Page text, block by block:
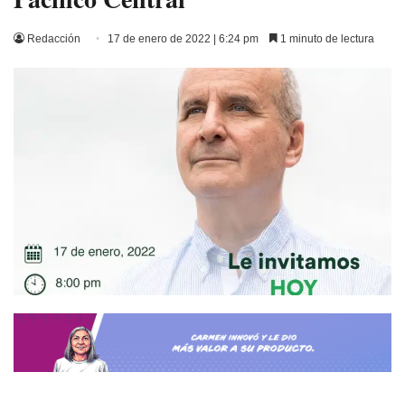
Redacción 17 de enero de 2022 | 6:24 pm 1 minuto de lectura